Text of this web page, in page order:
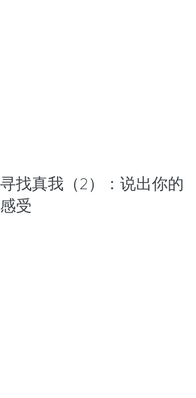
寻找真我（2）：说出你的
感受